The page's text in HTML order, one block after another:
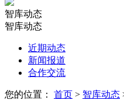
智库动态
智库动态
近期动态
新闻报道
合作交流
您的位置： 首页 > 智库动态